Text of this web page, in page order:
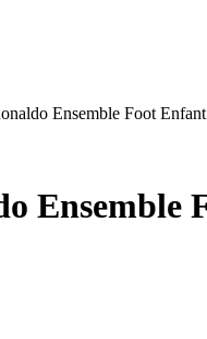
Ensemble Foot
Ensemble